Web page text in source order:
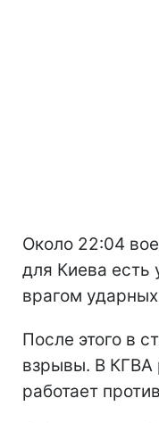
Около 22:04
для Киева есть
врагом
После этого в
взрывы. В КГВА
работает